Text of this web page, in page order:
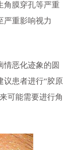
角膜穿孔等严重
严重影响视力
恶化迹象的圆
议患者进行“胶原
可能需要进行角